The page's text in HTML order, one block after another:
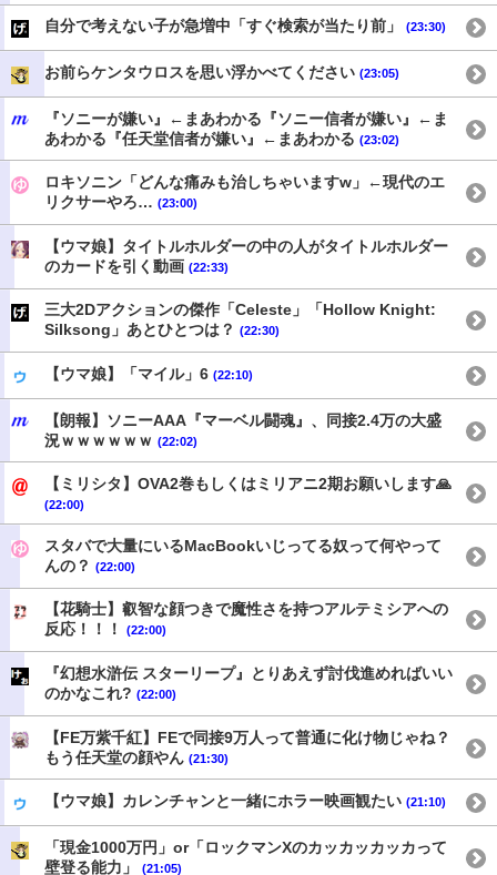
自分で考えない子が急増中「すぐ検索が当たり前」 (23:30)
お前らケンタウロスを思い浮かべてください (23:05)
『ソニーが嫌い』←まあわかる『ソニー信者が嫌い』←ま
あわかる『任天堂信者が嫌い』←まあわかる (23:02)
ロキソニン「どんな痛みも治しちゃいますw」←現代のエ
リクサーやろ… (23:00)
【ウマ娘】タイトルホルダーの中の人がタイトルホルダー
のカードを引く動画 (22:33)
三大2Dアクションの傑作「Celeste」「Hollow Knight:
Silksong」あとひとつは？ (22:30)
【ウマ娘】「マイル」6 (22:10)
【朗報】ソニーAAA『マーベル闘魂』、同接2.4万の大盛
況ｗｗｗｗｗｗ (22:02)
【ミリシタ】OVA2巻もしくはミリアニ2期お願いします🙏
(22:00)
スタバで大量にいるMacBookいじってる奴って何やって
んの？ (22:00)
【花騎士】叡智な顔つきで魔性さを持つアルテミシアへの
反応！！！
(22:00)
『幻想水滸伝 スターリープ』とりあえず討伐進めればいい
のかなこれ? (22:00)
【FE万紫千紅】FEで同接9万人って普通に化け物じゃね？
もう任天堂の顔やん (21:30)
【ウマ娘】カレンチャンと一緒にホラー映画観たい (21:10)
「現金1000万円」or「ロックマンXのカッカッカッカって
壁登る能力」
(21:05)